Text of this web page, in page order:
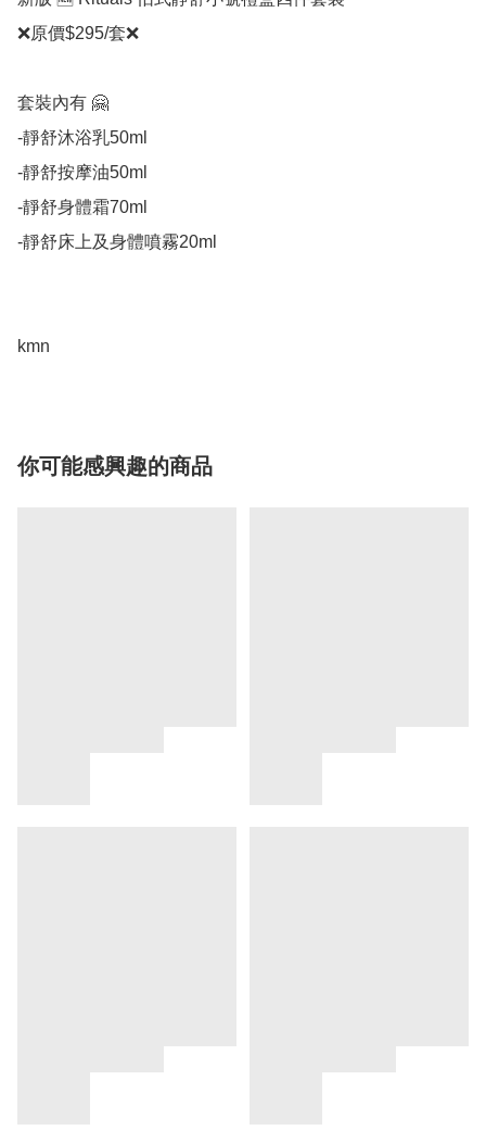
❌原價$295/套❌
套裝內有 🤗
-靜舒沐浴乳50ml
-靜舒按摩油50ml
-靜舒身體霜70ml
-靜舒床上及身體噴霧20ml
kmn
你可能感興趣的商品